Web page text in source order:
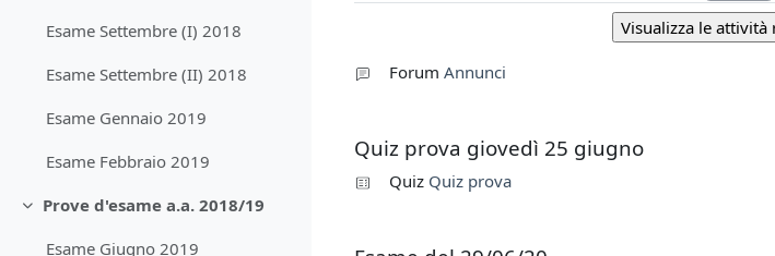
Esame Settembre (I) 2018
Esame Settembre (II) 2018
Esame Gennaio 2019
Esame Febbraio 2019
Minimizza
Prove d'esame a.a. 2018/19
Esame Giugno 2019
Forum Annunci
Quiz prova giovedì 25 giugno
Quiz Quiz prova